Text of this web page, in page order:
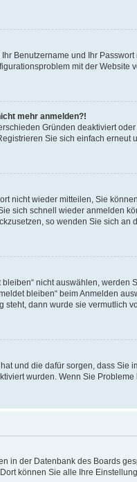
Benutzername und Ihr
mit der Website
mehr anmelden?!
Gründen deaktiviert
Sie sich einfach erneut
nicht wieder mitteilen, Sie
sich schnell wieder anmelden
so wenden Sie sich an
nicht auswählen,
bleiben“ beim Anmelden
dann wurde sie vermutlich
und die dafür sorgen, dass
wurden. Wenn Sie
in der Datenbank des Boards
können Sie alle Ihre